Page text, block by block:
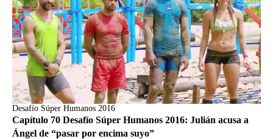
Desafío Súper Humanos 2016
Capítulo 70 Desafío Súper Humanos 2016: Julián acusa a
Ángel de “pasar por encima suyo”